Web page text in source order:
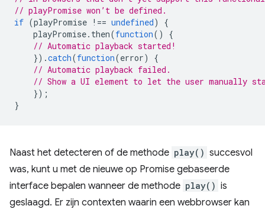
// playPromise won’t be defined.
if (playPromise !== undefined)
{
playPromise. then(function()
{
// Automatic playback started!
}).catch(function(error)
{
// Automatic playback failed.
// Show a UI element to let the user manually
});
}
Naast het detecteren of de methode play() succesvol
was, kunt u met de nieuwe op Promise gebaseerde
interface bepalen wanneer de methode play() is
geslaagd. Er zijn contexten waarin een webbrowser kan